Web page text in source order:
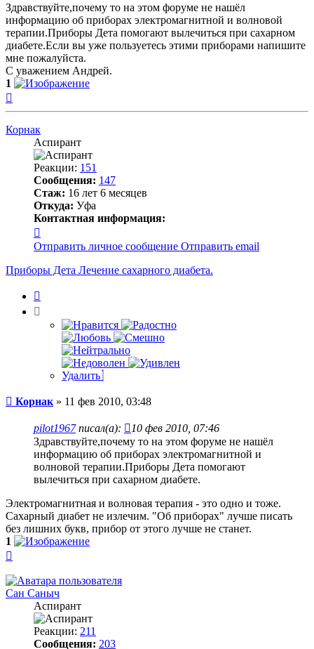
Здравствуйте,почему то на этом форуме не нашёл
информацию об приборах электромагнитной и волновой
терапии.Приборы Дета помогают вылечиться при сахарном
диабете.Если вы уже пользуетесь этими приборами напишите
мне пожалуйста.
С уважением Андрей.
1
Корнак
Аспирант
Реакции: 151
Сообщения: 147
Стаж: 16 лет 6 месяцев
Откуда: Уфа
Контактная информация:
информация
пользователя
Корнак
Отправить личное сообщение Отправить email
Приборы Дета Лечение сахарного диабета.
Удалить
Сообщение
Корнак » 11 фев 2010, 03:48
pilot1967писал(а):
10 фев 2010, 07:46
Здравствуйте,почему то на этом форуме не нашёл
информацию об приборах электромагнитной и
волновой терапии.Приборы Дета помогают
вылечиться при сахарном диабете.
Электромагнитная и волновая терапия - это одно и тоже.
Сахарный диабет не излечим. "Об приборах" лучше писать
без лишних букв, прибор от этого лучше не станет.
1
началу
Сан Саныч
Аспирант
Реакции: 211
Сообщения: 203